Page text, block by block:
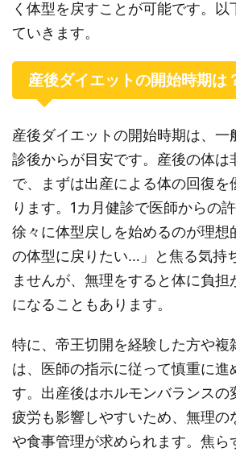
く体型を戻すことが可能です。以
ていきます。
産後ダイエットの開始時期は
産後ダイエットの開始時期は、一
診後からが目安です。産後の体は
で、まずは出産による体の回復を
ります。1カ月健診で医師からの許
徐々に体型戻しを始めるのが理想
の体型に戻りたい…」と焦る気持
ませんが、無理をすると体に負担
になることもあります。
特に、帝王切開を経験した方や複
は、医師の指示に従って慎重に進
す。出産後はホルモンバランスの
疲労も影響しやすいため、無理の
や食事管理が求められます。焦ら